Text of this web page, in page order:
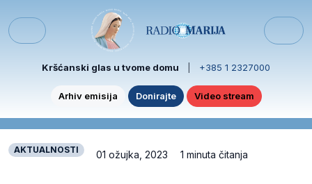
Menu
Kršćanski glas u tvome domu +385 1 2327000
Arhiv emisija Donirajte Video stream
AKTUALNOSTI 01 ožujka, 2023 1 minuta čitanja